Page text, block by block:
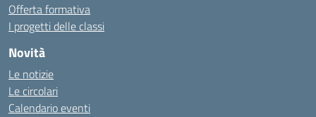
Offerta formativa
I progetti delle classi
Novità
Le notizie
Le circolari
Calendario eventi